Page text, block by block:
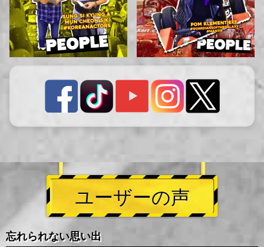
ユーザーの声
忘れられない思い出